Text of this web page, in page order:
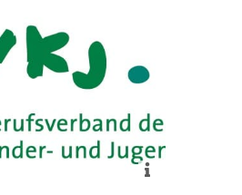
App wird evaluiert
klinischen Beirat des
BVKJ e.V.
mehr